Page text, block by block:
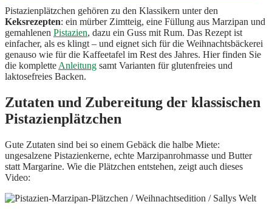
Pistazienplätzchen gehören zu den Klassikern unter den
Keksrezepten: ein mürber Zimtteig, eine Füllung aus Marzipan und
gemahlenen Pistazien, dazu ein Guss mit Rum. Das Rezept ist
einfacher, als es klingt – und eignet sich für die Weihnachtsbäckerei
genauso wie für die Kaffeetafel im Rest des Jahres. Hier finden Sie
die komplette Anleitung samt Varianten für glutenfreies und
laktosefreies Backen.
Zutaten und Zubereitung der klassischen
Pistazienplätzchen
Gute Zutaten sind bei so einem Gebäck die halbe Miete:
ungesalzene Pistazienkerne, echte Marzipanrohmasse und Butter
statt Margarine. Wie die Plätzchen entstehen, zeigt auch dieses
Video: